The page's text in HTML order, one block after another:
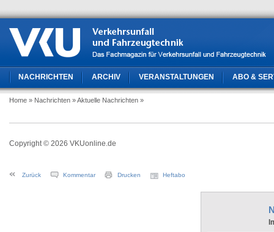
NACHRICHTEN ARCHIV VERANSTALTUNGEN ABO &
Home » Nachrichten » Aktuelle Nachrichten »
Copyright © 2026 VKUonline.de
Zurück Kommentar Drucken Heftabo